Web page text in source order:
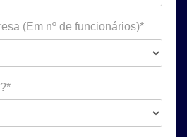
(Em nº de funcionários)*